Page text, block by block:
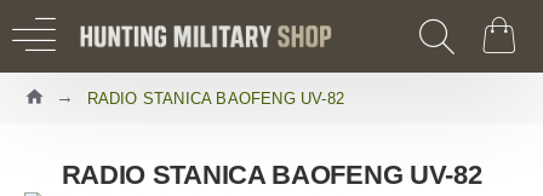
RADIO STANICA BAOFENG UV-82
RADIO STANICA BAOFENG UV-82